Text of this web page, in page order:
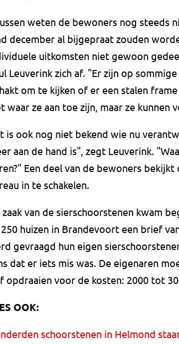
weten de bewoners nog steeds
december al bijgepraat zouden
uitkomsten niet gewoon
Leuverink zich af. "Er zijn op
om te kijken of er een stalen
waar ze aan toe zijn, maar ze
is ook nog niet bekend wie nu
aan de hand is", zegt Leuverink.
Een deel van de bewoners
in te schakelen.
zaak van de sierschoorstenen kwam
huizen in Brandevoort een brief
gevraagd hun eigen
dat er iets mis was. De eigenaren
opdraaien voor de kosten: 2000 tot
OOK:
schoorstenen in Helmond